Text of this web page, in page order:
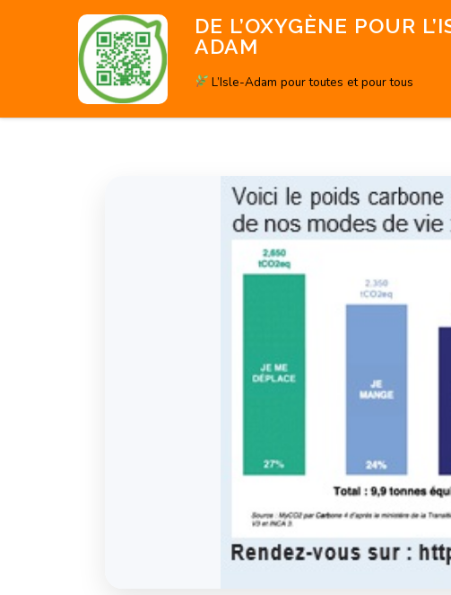
DE L’OXYGÈNE POUR
ADAM
L’Isle-Adam pour toutes et pour tous